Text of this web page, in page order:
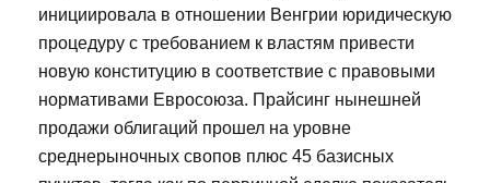
инициировала в отношении Венгрии юридическую
процедуру с требованием к властям привести
новую конституцию в соответствие с правовыми
нормативами Евросоюза. Прайсинг нынешней
продажи облигаций прошел на уровне
среднерыночных свопов плюс 45 базисных